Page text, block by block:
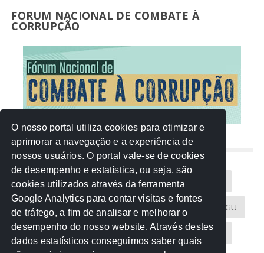
FORUM NACIONAL DE COMBATE À
CORRUPÇÃO
NUVEM DE TAGS
Acontece na Rede AGU AMM
Atricon Audicom CAU-MT CGU
CREA-MT Eventos MPC-MT MPE-MT
O nosso portal utiliza cookies para otimizar e
aprimorar a navegação e a experiência de
nossos usuários. O portal vale-se de cookies
de desempenho e estatística, ou seja, são
cookies utilizados através da ferramenta
Google Analytics para contar visitas e fontes
de tráfego, a fim de analisar e melhorar o
desempenho do nosso website. Através destes
dados estatísticos conseguimos saber quais